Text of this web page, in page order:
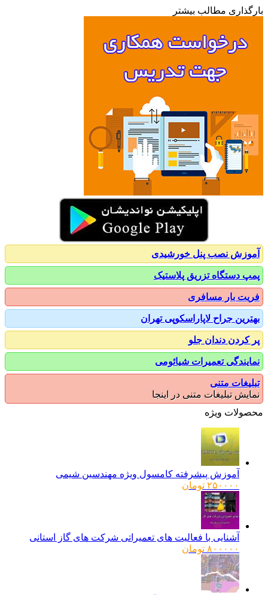
مطالب بیشتر
نصب پنل خورشیدی
دستگاه تزریق پلاستیک
بار مسافری
جراح لاپاراسکوپی تهران
دندان جلو
تعمیرات شیائومی
متنی
تبلیغات متنی در اینجا
ویژه
آموزش پیشرفته کامسول ویژه مهندسین شیمی
۲۵۰۰۰۰ تومان
آشنایی با فعالیت های تعمیراتی شرکت های گاز استانی
۸۰۰۰۰۰ تومان